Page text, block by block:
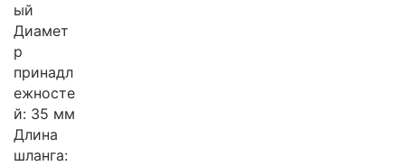
ый
Диамет
р
принадл
ежносте
й: 35 мм
Длина
шланга: